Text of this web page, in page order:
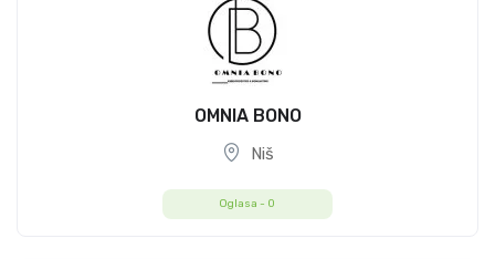
OMNIA BONO
Niš
Oglasa - 0